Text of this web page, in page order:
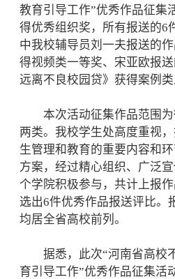
教育引导工作”优秀作品征集
得优秀组织奖，所有报送的6
中我校辅导员刘一夫报送的
得视频类一等奖、宋亚欧报送
远离不良校园贷》获得案例类
本次活动征集作品范围为
两类。我校学生处高度重视
生管理和教育的重要内容和
方案，经过精心组织、广泛
个学院积极参与，共计上报
选出6件优秀作品报送评比。
均居全省高校前列。
据悉，此次“河南省高校
育引导工作”优秀作品征集活